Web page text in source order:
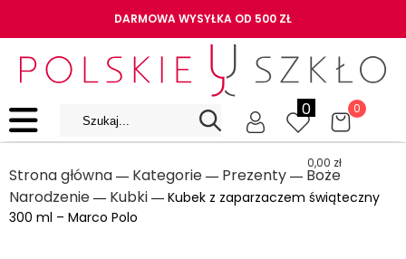
DARMOWA WYSYŁKA OD 500 ZŁ
0 0
0,00 zł
Strona główna ― Kategorie ― Prezenty ― Boże
Narodzenie ― Kubki ― Kubek z zaparzaczem świąteczny
300 ml – Marco Polo